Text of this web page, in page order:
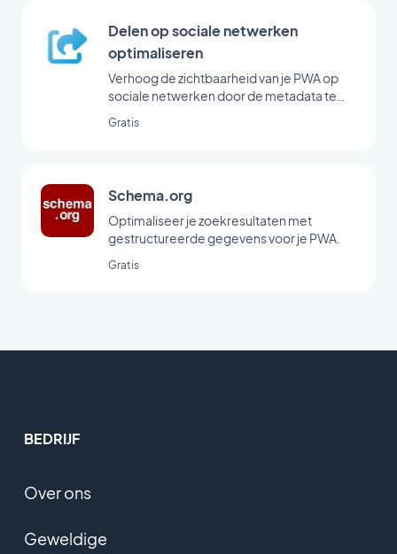
Delen op sociale netwerken
optimaliseren
Verhoog de zichtbaarheid van je PWA op
sociale netwerken door de metadata te
Gratis
Schema.org
Optimaliseer je zoekresultaten met
gestructureerde gegevens voor je PWA.
Gratis
BEDRIJF
Over ons
Geweldige